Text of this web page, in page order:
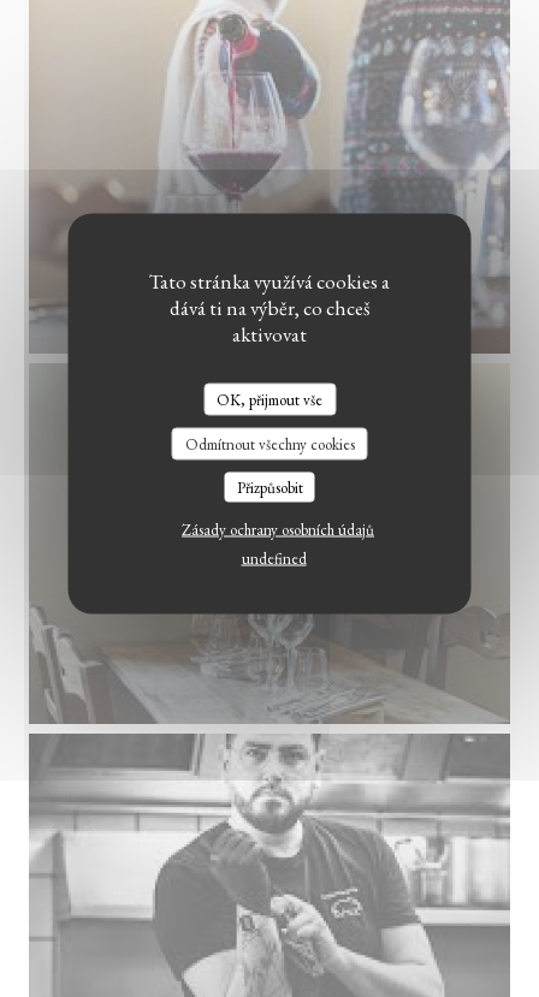
Tato stránka využívá cookies a
dává ti na výběr, co chceš
aktivovat
OK, přijmout vše
Odmítnout všechny cookies
Přizpůsobit
Zásady ochrany osobních údajů
undefined
LE BISTROT DU WITLOOF